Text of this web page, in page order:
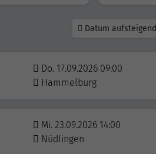
Datum aufsteigend
Do. 17.09.2026 09:00
Hammelburg
Mi. 23.09.2026 14:00
Nüdlingen